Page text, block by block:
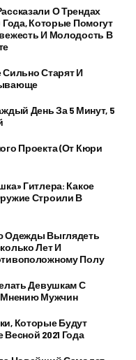
О Трендах
Года, Которые Помогут
И Молодость В
Старят И
День За 5 Минут, 5
Проекта (от Кюри
Гитлера: Какое
Строили В
Одежды Выглядеть
Лет И
Полу
Девушкам С
Мужчин
Которые Будут
2021 Года